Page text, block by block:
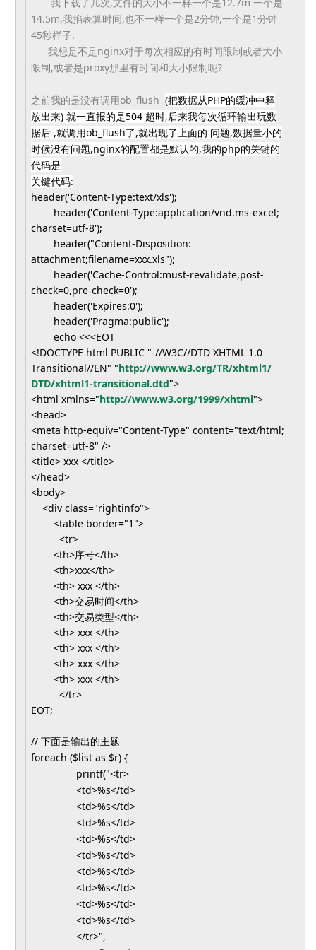
14.5m,我掐表算时间,也不一样一个是2分钟,一个是1分钟
45秒样子.
我想是不是nginx对于每次相应的有时间限制或者大小
限制,或者是proxy那里有时间和大小限制呢?
之前我的是没有调用ob_flush (把数据从PHP的缓冲中释
放出来) 就一直报的是504 超时,后来我每次循环输出玩数
据后 ,就调用ob_flush了,就出现了上面的 问题,数据量小的
时候没有问题,nginx的配置都是默认的,我的php的关键的
代码是
关键代码:
header('Content-Type:text/xls');
header('Content-Type:application/vnd.ms-excel;
charset=utf-8');
header("Content-Disposition:
attachment;filename=xxx.xls");
header('Cache-Control:must-revalidate,post-
check=0,pre-check=0');
header('Expires:0');
header('Pragma:public');
echo <<<EOT
<!DOCTYPE html PUBLIC "-//W3C//DTD XHTML 1.0
Transitional//EN" "http://www.w3.org/TR/xhtml1/
DTD/xhtml1-transitional.dtd">
<html xmlns="http://www.w3.org/1999/xhtml">
<head>
<meta http-equiv="Content-Type" content="text/html;
charset=utf-8" />
<title> xxx </title>
</head>
<body>
<div class="rightinfo">
<table border="1">
<tr>
<th>序号</th>
<th>xxx</th>
<th> xxx </th>
<th>交易时间</th>
<th>交易类型</th>
<th> xxx </th>
<th> xxx </th>
<th> xxx </th>
<th> xxx </th>
</tr>
EOT;
// 下面是输出的主题
foreach ($list as $r) {
printf("<tr>
<td>%s</td>
<td>%s</td>
<td>%s</td>
<td>%s</td>
<td>%s</td>
<td>%s</td>
<td>%s</td>
<td>%s</td>
<td>%s</td>
</tr>",